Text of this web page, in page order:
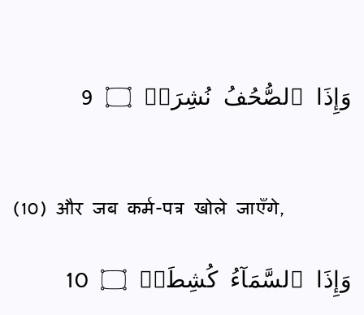
وَإِذَا ٱلصُّحُفُ نُشِرَتۡ ۝ 9
(10) और जब कर्म-पत्र खोले जाएँगे,
وَإِذَا ٱلسَّمَآءُ كُشِطَتۡ ۝ 10